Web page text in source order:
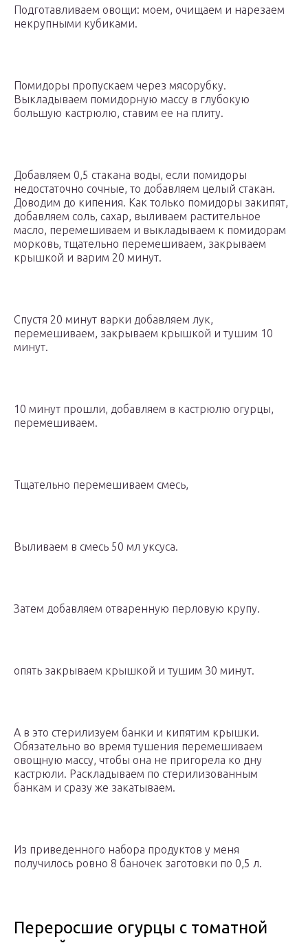
Подготавливаем овощи: моем, очищаем и нарезаем
некрупными кубиками.
Помидоры пропускаем через мясорубку.
Выкладываем помидорную массу в глубокую
большую кастрюлю, ставим ее на плиту.
Добавляем 0,5 стакана воды, если помидоры
недостаточно сочные, то добавляем целый стакан.
Доводим до кипения. Как только помидоры закипят,
добавляем соль, сахар, выливаем растительное
масло, перемешиваем и выкладываем к помидорам
морковь, тщательно перемешиваем, закрываем
крышкой и варим 20 минут.
Спустя 20 минут варки добавляем лук,
перемешиваем, закрываем крышкой и тушим 10
минут.
10 минут прошли, добавляем в кастрюлю огурцы,
перемешиваем.
Тщательно перемешиваем смесь,
Выливаем в смесь 50 мл уксуса.
Затем добавляем отваренную перловую крупу.
опять закрываем крышкой и тушим 30 минут.
А в это стерилизуем банки и кипятим крышки.
Обязательно во время тушения перемешиваем
овощную массу, чтобы она не пригорела ко дну
кастрюли. Раскладываем по стерилизованным
банкам и сразу же закатываем.
Из приведенного набора продуктов у меня
получилось ровно 8 баночек заготовки по 0,5 л.
Переросшие огурцы с томатной